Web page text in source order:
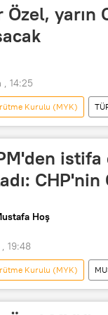
Halk Partisi (CHP)
Özel, yarın
, 14:25
Kurulu (MYK)
istifa
Hoş
19:48
Kurulu (MYK)
RADYO